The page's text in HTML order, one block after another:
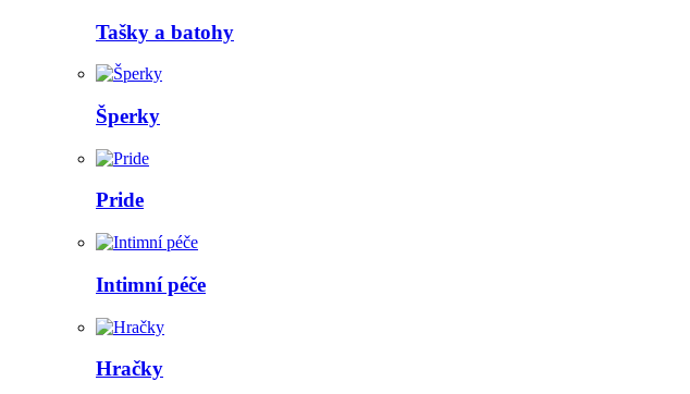
Tašky a batohy
Šperky
Pride
Intimní péče
Hračky